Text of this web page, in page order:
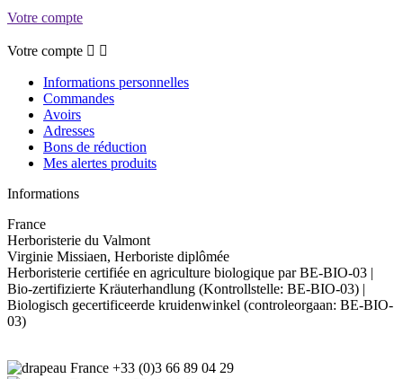
Votre compte
Votre compte  
Informations personnelles
Commandes
Avoirs
Adresses
Bons de réduction
Mes alertes produits
Informations
France
Herboristerie du Valmont
Virginie Missiaen, Herboriste diplômée
Herboristerie certifiée en agriculture biologique par BE-BIO-03 |
Bio-zertifizierte Kräuterhandlung (Kontrollstelle: BE-BIO-03) |
Biologisch gecertificeerde kruidenwinkel (controleorgaan: BE-BIO-
03)
+33 (0)3 66 89 04 29